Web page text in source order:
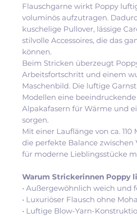
Flauschgarne wirkt Poppy
voluminös aufzutragen.
kuschelige Pullover, lässige
stilvolle Accessoires, die das
können.
Beim Stricken überzeugt
Arbeitsfortschritt und einem
Maschenbild. Die luftige
Modellen eine
Alpakafasern für Wärme und
sorgen.
Mit einer Lauflänge von ca.
die perfekte Balance
für moderne Lieblingsstücke
Warum Strickerinnen Poppy
• Außergewöhnlich weich und
• Luxuriöser Flausch ohne
• Luftige Blow-Yarn-